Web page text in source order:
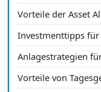
Vorteile der Asset
Investmenttipps für
Anlagestrategien
Vorteile von